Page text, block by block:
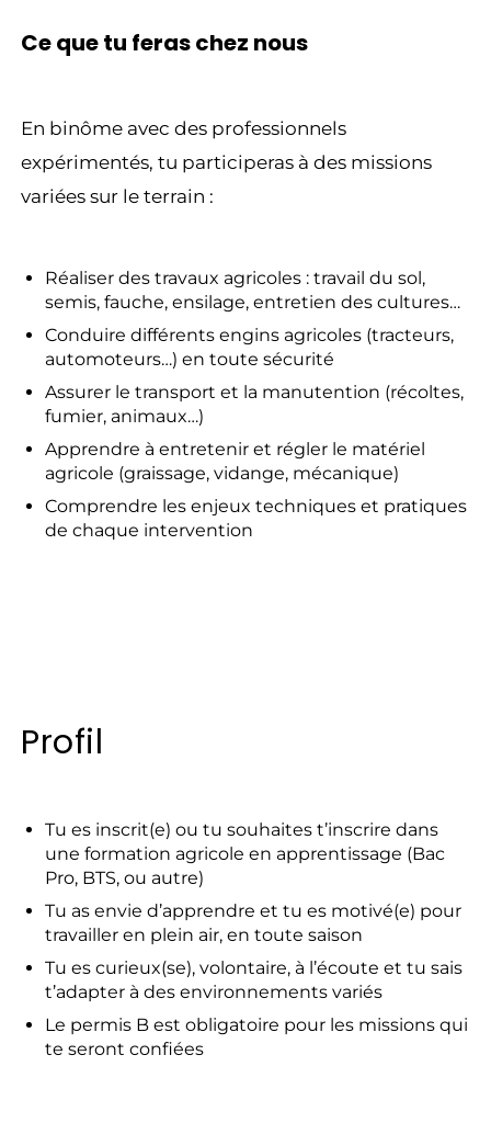
Ce que tu feras chez nous
En binôme avec des professionnels
expérimentés, tu participeras à des missions
variées sur le terrain :
Réaliser des travaux agricoles : travail du sol,
semis, fauche, ensilage, entretien des cultures…
Conduire différents engins agricoles (tracteurs,
automoteurs…) en toute sécurité
Assurer le transport et la manutention (récoltes,
fumier, animaux…)
Apprendre à entretenir et régler le matériel
agricole (graissage, vidange, mécanique)
Comprendre les enjeux techniques et pratiques
de chaque intervention
Profil
Tu es inscrit(e) ou tu souhaites t’inscrire dans
une formation agricole en apprentissage (Bac
Pro, BTS, ou autre)
Tu as envie d’apprendre et tu es motivé(e) pour
travailler en plein air, en toute saison
Tu es curieux(se), volontaire, à l’écoute et tu sais
t’adapter à des environnements variés
Le permis B est obligatoire pour les missions qui
te seront confiées